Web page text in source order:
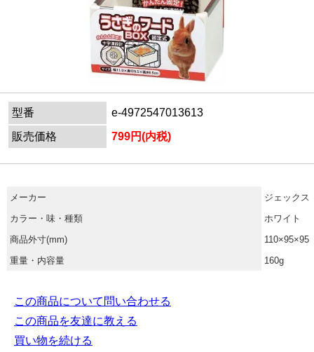
型番
e-4972547013613
販売価格
799円(内税)
メーカー
ジェックス
カラー・味・種類
ホワイト
商品外寸(mm)
110×95×95
重量・内容量
160g
この商品について問い合わせる
この商品を友達に教える
買い物を続ける